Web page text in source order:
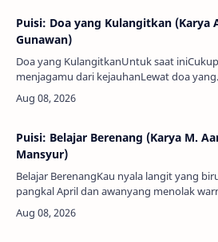
Puisi: Doa yang Kulangitkan (Karya
Gunawan)
Doa yang KulangitkanUntuk saat
menjagamu dari kejauhanLewat doa yang
kulangitkanKarena menjagamu dari
berakhir rasa rakitJarak hanya
Puisi: Belajar Berenang (Karya M.
Mansyur)
Belajar BerenangKau nyala langit yang
pangkal April dan awanyang menolak
selainputih. Kau setapak berundak-undak
rumah danbayangan pohon-pohon